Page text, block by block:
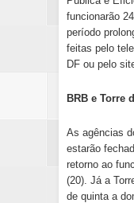
funcionarão
período
feitas pelo
DF ou pelo
BRB e Torre
As agências
estarão
retorno ao
(20). Já a
de quinta a